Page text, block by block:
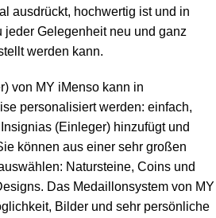
ausdrückt, hochwertig ist und in
jeder Gelegenheit neu und ganz
werden kann.
von MY iMenso kann in
personalisiert werden: einfach,
(Einleger) hinzufügt und
können aus einer sehr großen
Natursteine, Coins und
Das Medaillonsystem von MY
Bilder und sehr persönliche